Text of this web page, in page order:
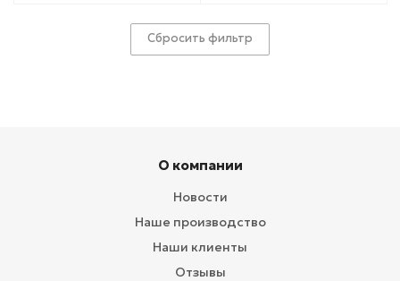
Сбросить фильтр
О компании
Новости
Наше производство
Наши клиенты
Отзывы